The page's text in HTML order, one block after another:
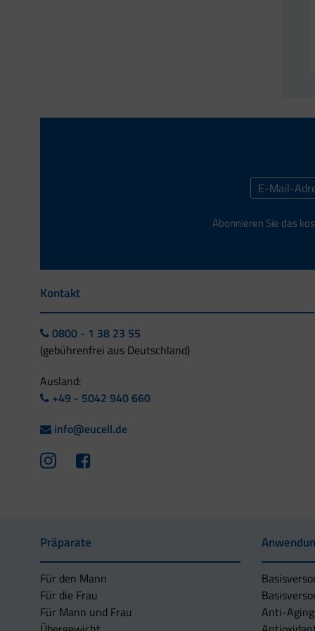
Abonnieren Sie das
Kontakt
0800 - 1 38 23 55
(gebührenfrei aus Deutschland)
Ausland:
+49 - 5042 940 660
info@eucell.de
Präparate
Für den Mann
Für die Frau
Für Mann und Frau
Anti-